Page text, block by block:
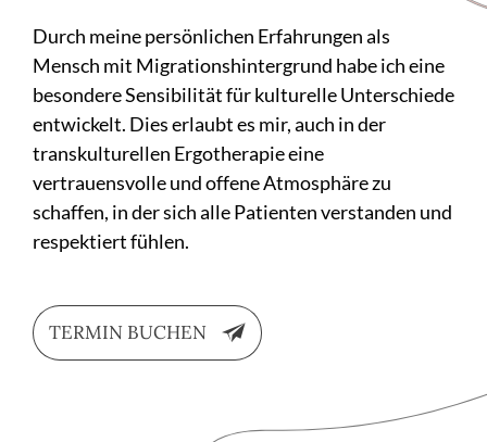
Durch meine persönlichen Erfahrungen als
Mensch mit Migrationshintergrund habe ich eine
besondere Sensibilität für kulturelle Unterschiede
entwickelt. Dies erlaubt es mir, auch in der
transkulturellen Ergotherapie eine
vertrauensvolle und offene Atmosphäre zu
schaffen, in der sich alle Patienten verstanden und
respektiert fühlen.
TERMIN BUCHEN